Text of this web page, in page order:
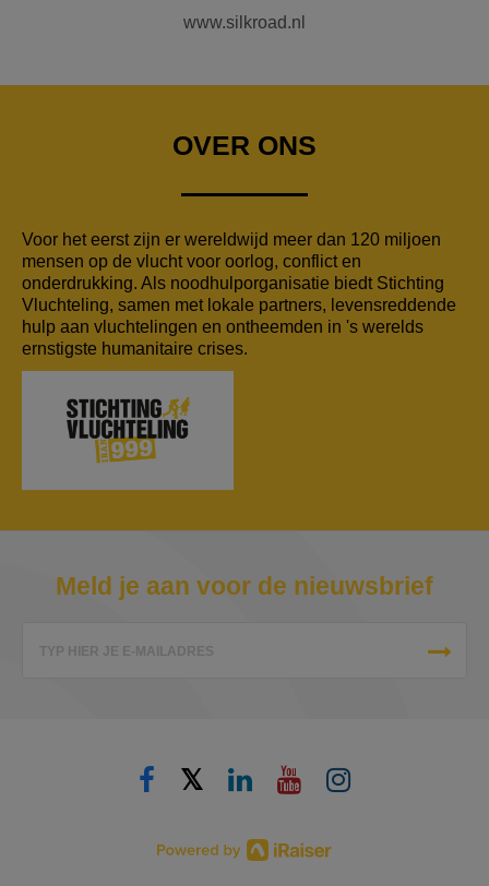
www.silkroad.nl
OVER ONS
Voor het eerst zijn er wereldwijd meer dan 120 miljoen
mensen op de vlucht voor oorlog, conflict en
onderdrukking. Als noodhulporganisatie biedt Stichting
Vluchteling, samen met lokale partners, levensreddende
hulp aan vluchtelingen en ontheemden in 's werelds
ernstigste humanitaire crises.
Meld je aan voor de nieuwsbrief
TYP HIER JE E-MAILADRES
𝕏